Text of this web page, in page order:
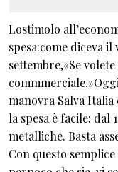
Lostimolo
spesa:come diceva il
settembre,«Se
manovra Salva
la spesa è facile: dal
metalliche. Basta
Con questo